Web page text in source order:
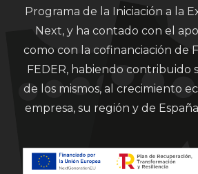
Programa de la Iniciación a la
Next, y ha contado con el
como con la cofinanciación de
FEDER, habiendo contribuido
de los mismos, al crecimiento
empresa, su región y de